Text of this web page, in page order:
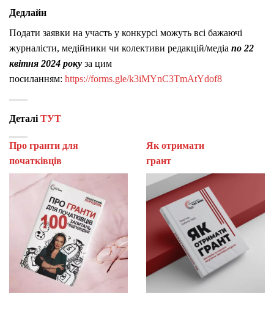
Дедлайн
Подати заявки на участь у конкурсі можуть всі бажаючі
журналісти, медійники чи колективи редакцій/медіа по 22
квітня 2024 року за цим
посиланням: https://forms.gle/k3iMYnC3TmAtYdof8
Деталі ТУТ
Про гранти для
початківців
Як отримати